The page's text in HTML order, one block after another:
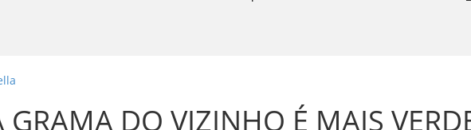
GRAMA DO VIZINHO É MAIS